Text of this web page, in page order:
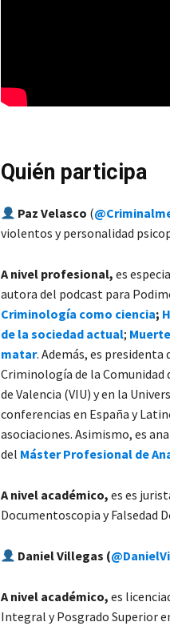
Quién participa
Paz Velasco (
violentos y personalidad
A nivel profesional, es
autora del podcast para
Criminología como ciencia;
de la sociedad actual;
matar. Además, es
Criminología de la Comunidad
de Valencia (VIU) y en la
conferencias en España y
asociaciones. Asimismo, es
del Máster Profesional de
A nivel académico, es es
Documentoscopia y Falsedad
Daniel Villegas (
A nivel académico, es
Integral y Posgrado Superior